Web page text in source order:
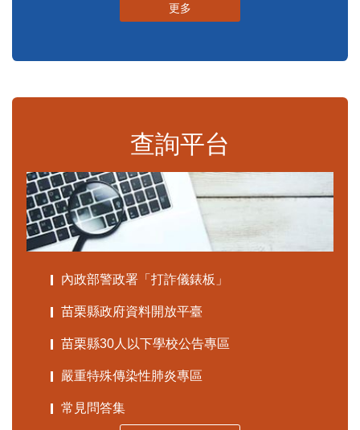
更多
查詢平台
內政部警政署「打詐儀錶板」
苗栗縣政府資料開放平臺
苗栗縣30人以下學校公告專區
嚴重特殊傳染性肺炎專區
常見問答集